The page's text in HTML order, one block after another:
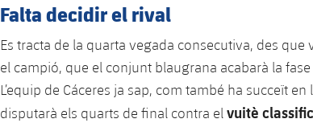
Falta decidir el rival
Es tracta de la quarta vegada consecutiva, des
el campió, que el conjunt blaugrana acabarà la
L’equip de Cáceres ja sap, com també ha succeït
disputarà els quarts de final contra elvuitè